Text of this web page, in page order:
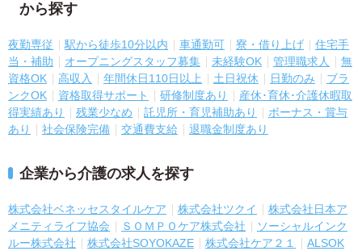
から探す
夜勤専従 駅から徒歩10分以内 車通勤可 寮・借り上げ
住宅手
当・補助
オープニングスタッフ募集 未経験OK 管理職求人
無
資格OK
高収入 年間休日110日以上 土日祝休 日勤のみ
ブラ
ンクOK
資格取得サポート 研修制度あり
産休･育休･介護休暇取
得実績あり
残業少なめ 託児所・育児補助あり
ボーナス・賞与
あり
社会保険完備 交通費支給 退職金制度あり
企業から介護の求人を探す
株式会社ベネッセスタイルケア 株式会社ツクイ
株式会社日本ア
メニティライフ協会
ＳＯＭＰＯケア株式会社
ソーシャルインク
ルー株式会社
株式会社SOYOKAZE 株式会社ケア２１
ALSOK